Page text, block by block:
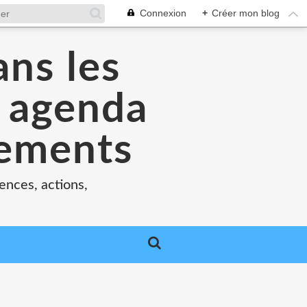
Connexion + Créer mon blog
les
actions,